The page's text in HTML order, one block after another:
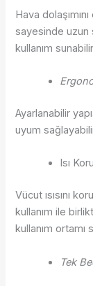
Hava
sayesinde uzun
kullanım
Ayarlanabilir
uyum
Isı
Vücut ısısını
kullanım ile
kullanım ortamı
Tek